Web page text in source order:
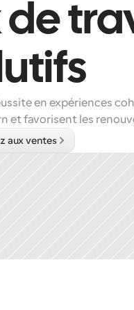
en expériences
et favorisent les
aux ventes